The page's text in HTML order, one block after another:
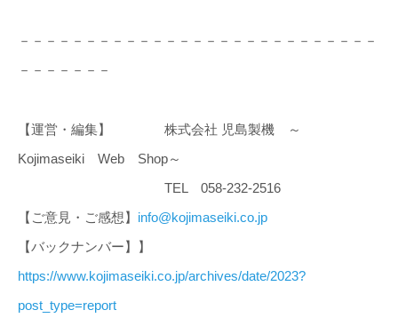
－－－－－－－－－－－－－－－－－－－－－－－－－－－
－－－－－－－
【運営・編集】 株式会社 児島製機 ～
Kojimaseiki Web Shop～
TEL 058-232-2516
【ご意見・ご感想】 info@kojimaseiki.co.jp
【バックナンバー】】
https://www.kojimaseiki.co.jp/archives/date/2023?
post_type=report